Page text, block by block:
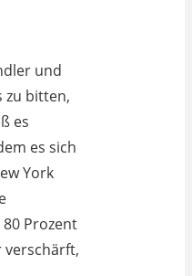
und
zu bitten,
es
es sich
York
Prozent
verschärft,